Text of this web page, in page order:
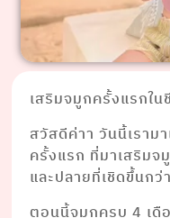
เสริมจมูกครั้งแรกใน
สวัสดีค่าา วันนี้เราม
ครั้งแรก ที่มาเสริมจ
และปลายที่เชิดขึ้นก